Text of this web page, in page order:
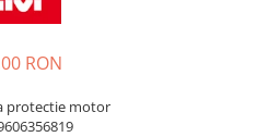
RON
protectie motor